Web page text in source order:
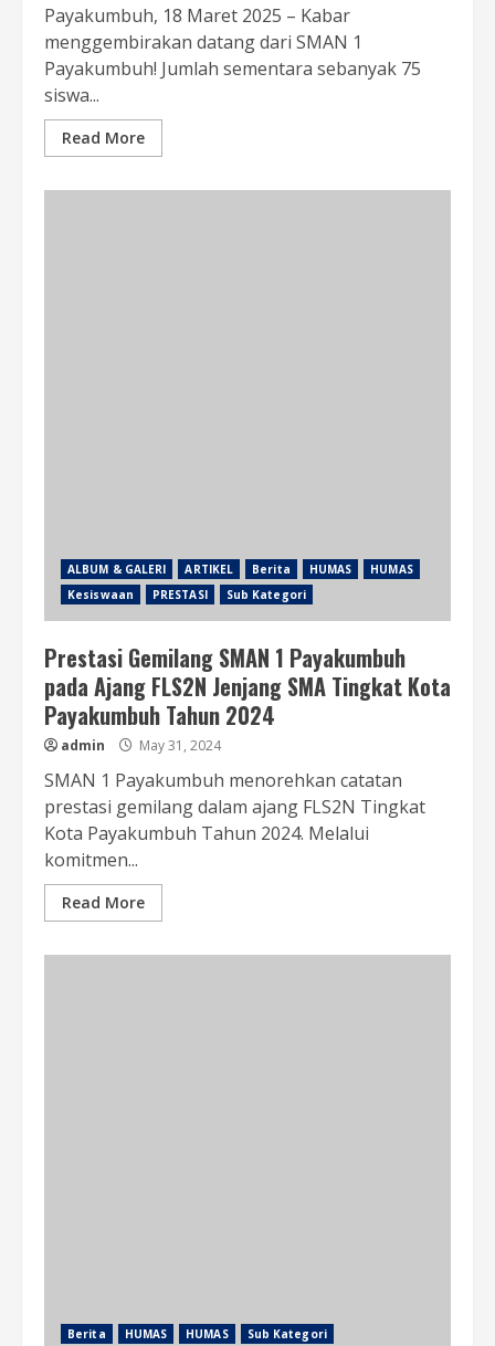
Payakumbuh, 18 Maret 2025 – Kabar
menggembirakan datang dari SMAN 1
Payakumbuh! Jumlah sementara sebanyak 75
siswa...
Read More
ALBUM & GALERI ARTIKEL Berita HUMAS
HUMAS
Kesiswaan
PRESTASI Sub Kategori
Prestasi Gemilang SMAN 1 Payakumbuh
pada Ajang FLS2N Jenjang SMA Tingkat Kota
Payakumbuh Tahun 2024
admin May 31, 2024
SMAN 1 Payakumbuh menorehkan catatan
prestasi gemilang dalam ajang FLS2N Tingkat
Kota Payakumbuh Tahun 2024. Melalui
komitmen...
Read More
Berita HUMAS HUMAS
Sub Kategori